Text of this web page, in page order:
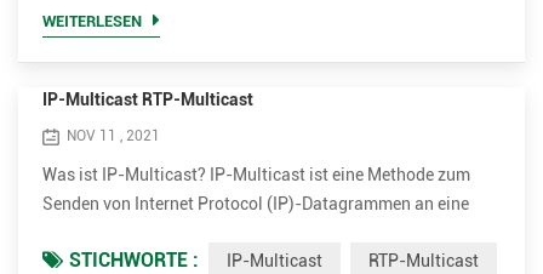
Descriptio...
WEITERLESEN
IP-Multicast RTP-Multicast
NOV 11 , 2021
Was ist IP-Multicast? IP-Multicast ist eine Methode zum
Senden von Internet Protocol (IP)-Datagrammen an eine
Übertragung. Es ist die IP-spezifische Form von Multicast
STICHWORTE : IP-Multicast RTP-Multicast